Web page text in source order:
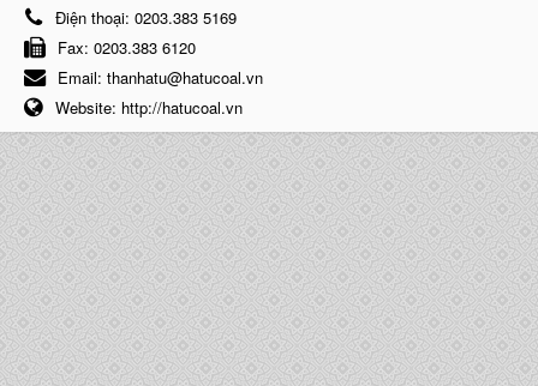
Điện thoại: 0203.383 5169
Fax: 0203.383 6120
Email: thanhatu@hatucoal.vn
Website: http://hatucoal.vn